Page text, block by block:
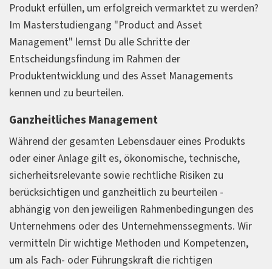
Produkt erfüllen, um erfolgreich vermarktet zu werden?
Im Masterstudiengang "Product and Asset
Management" lernst Du alle Schritte der
Entscheidungsfindung im Rahmen der
Produktentwicklung und des Asset Managements
kennen und zu beurteilen.
Ganzheitliches Management
Während der gesamten Lebensdauer eines Produkts
oder einer Anlage gilt es, ökonomische, technische,
sicherheitsrelevante sowie rechtliche Risiken zu
berücksichtigen und ganzheitlich zu beurteilen -
abhängig von den jeweiligen Rahmenbedingungen des
Unternehmens oder des Unternehmenssegments. Wir
vermitteln Dir wichtige Methoden und Kompetenzen,
um als Fach- oder Führungskraft die richtigen